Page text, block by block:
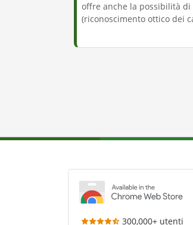
offre anche la possibilità di
(riconoscimento ottico dei
300,000+ utenti